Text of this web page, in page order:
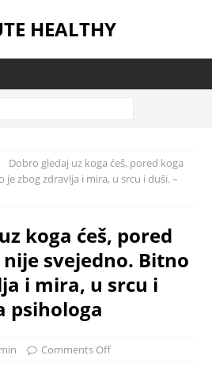
HEALTHY
Dobro gledaj uz koga ćeš, pored koga
je zbog zdravlja i mira, u srcu i duši. –
koga ćeš, pored
nije svejedno. Bitno
i mira, u srcu i
psihologa
Comments Off